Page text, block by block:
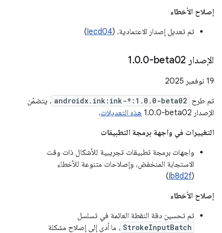
إصلاح الأخطاء
تم تعديل إصدار الاعتمادية. (Iecd04
)
الإصدار ‎1 .0.0-beta02
‫19 نوفمبر 2025
تم طرح androidx.ink:ink-*:1.0.0-beta02 . يتضمّن
الإصدار ‎1.0.0-beta02
هذه التعديلات.
التغييرات في واجهة برمجة التطبيقات
واجهات برمجة تطبيقات تجريبية للأشكال ذات وقت
الاستجابة المنخفض، وإصلاحات متنوعة للأخطاء
(
Ib8d2f
)
إصلاح الأخطاء
تم تحسين دقة النقطة العائمة في تسلسل
StrokeInputBatch ، ما أدى إلى إصلاح مشكلة